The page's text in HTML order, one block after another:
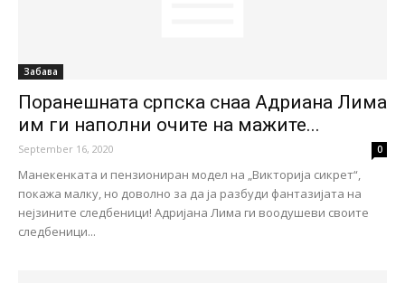
Забава
Поранешната српска снаа Адриана Лима
им ги наполни очите на мажите...
September 16, 2020 0
Манекенката и пензиониран модел на „Викторија сикрет“,
покажа малку, но доволно за да ја разбуди фантазијата на
нејзините следбеници! Адријана Лима ги воодушеви своите
следбеници...